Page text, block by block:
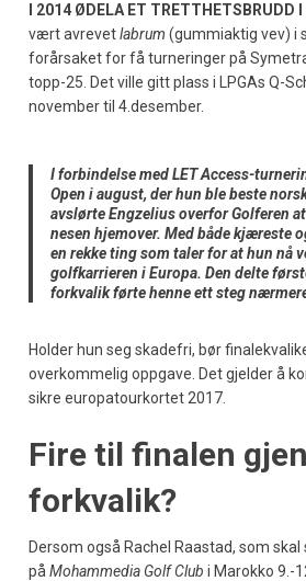
I 2014 ØDELA ET TRETTHETSBRUDD I
vært avrevetlabrum (gummiaktig vev) i
forårsaket for få turneringer på
topp-25. Det ville gitt plass i LPGAs Q-
november til 4.desember.
I forbindelse med LET Access-
Open i august, der hun ble beste
avslørte Engzelius overfor Golferen
nesen hjemover. Med både kjæreste
en rekke ting som taler for at hun nå
golfkarrieren i Europa. Den delte
forkvalik førte henne ett steg
Holder hun seg skadefri, bør
overkommelig oppgave. Det gjelder å
sikre europatourkortet 2017.
Fire til finalen
forkvalik?
Dersom også Rachel Raastad, som
på Mohammedia Golf Club i Marokko 9.-